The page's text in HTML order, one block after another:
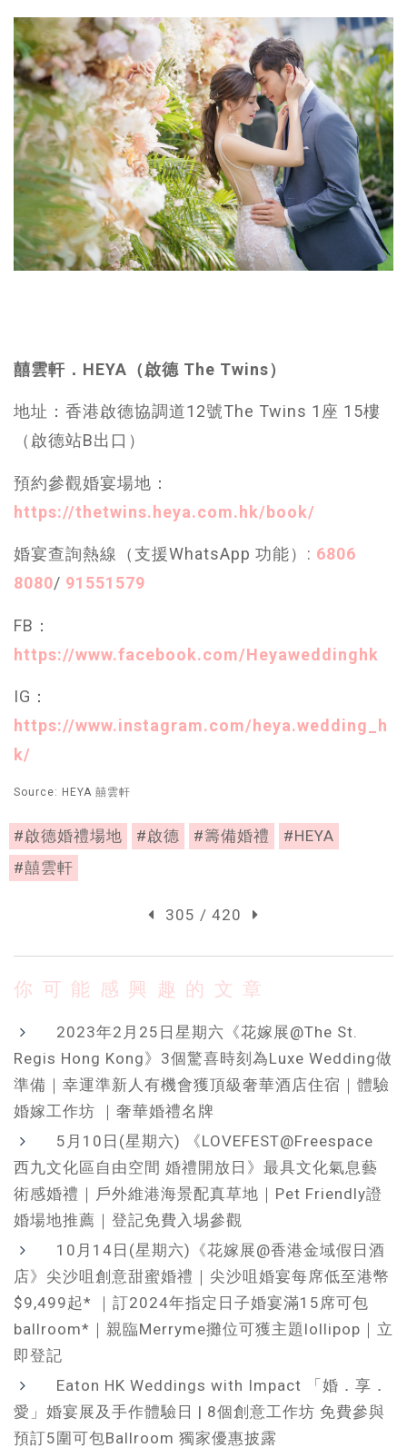
囍雲軒．HEYA（啟德 The Twins）
地址：香港啟德協調道12號The Twins 1座 15樓
（啟德站B出口）
預約參觀婚宴場地：
https://thetwins.heya.com.hk/book/
婚宴查詢熱線（支援WhatsApp 功能）: 6806
8080/ 91551579
FB：
https://www.facebook.com/Heyaweddinghk
IG：
https://www.instagram.com/heya.wedding_h
k/
Source: HEYA 囍雲軒
#啟德婚禮場地 #啟德 #籌備婚禮
#HEYA
#囍雲軒
305 / 420
你可能感興趣的文章
2023年2月25日星期六《花嫁展@The St.
Regis Hong Kong》3個驚喜時刻為Luxe Wedding做
準備｜幸運準新人有機會獲頂級奢華酒店住宿｜體驗
婚嫁工作坊 ｜奢華婚禮名牌
5月10日(星期六) 《LOVEFEST@Freespace
西九文化區自由空間 婚禮開放日》最具文化氣息藝
術感婚禮｜戶外維港海景配真草地｜Pet Friendly證
婚場地推薦｜登記免費入埸參觀
10月14日(星期六)《花嫁展@香港金域假日酒
店》尖沙咀創意甜蜜婚禮｜尖沙咀婚宴每席低至港幣
$9,499起* ｜訂2024年指定日子婚宴滿15席可包
ballroom*｜親臨Merryme攤位可獲主題lollipop｜立
即登記
Eaton HK Weddings with Impact 「婚．享．
愛」婚宴展及手作體驗日 | 8個創意工作坊 免費參與
預訂5圍可包Ballroom 獨家優惠披露